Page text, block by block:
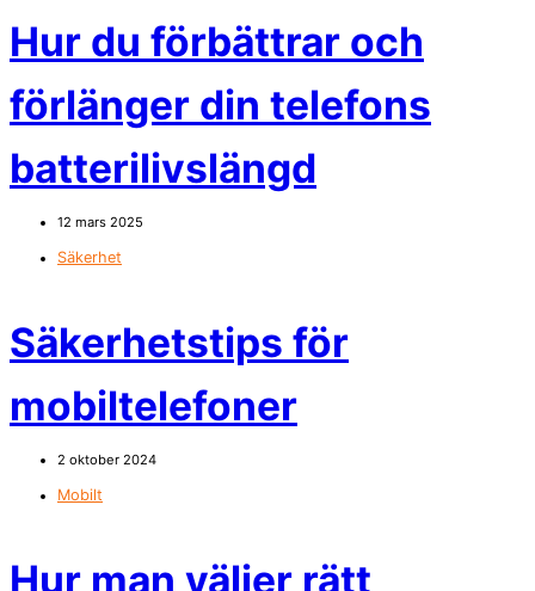
Hur du förbättrar och
förlänger din telefons
batterilivslängd
12 mars 2025
Säkerhet
Säkerhetstips för
mobiltelefoner
2 oktober 2024
Mobilt
Hur man väljer rätt